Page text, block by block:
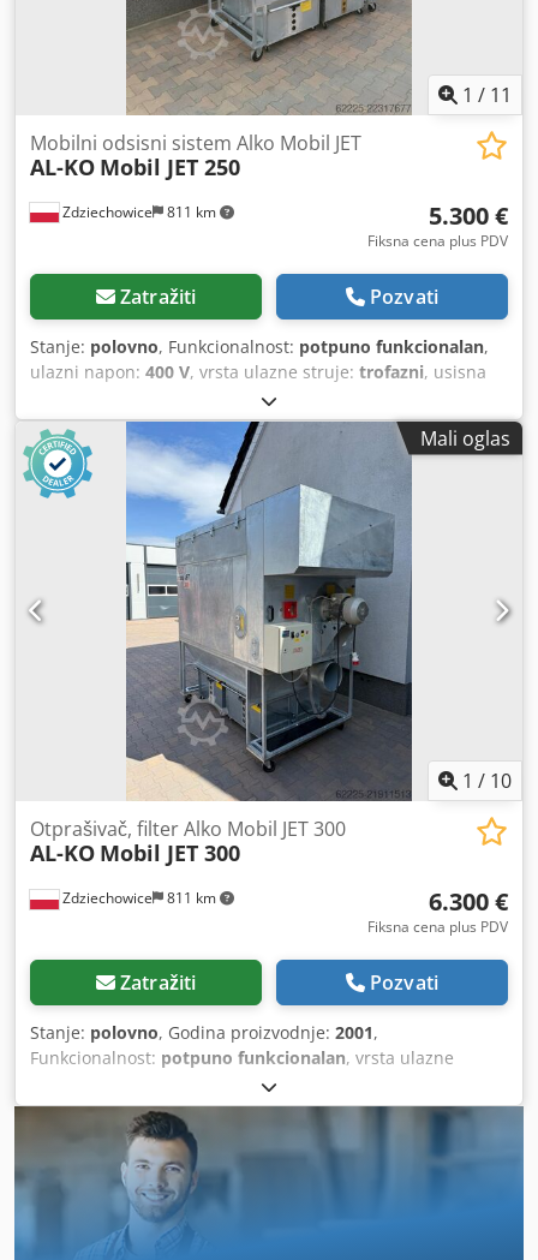
1 / 11
Zdziechowice 811 km
Mobilni odsisni sistem Alko Mobil JET
AL-KO Mobil JET 250
5.300 €
Fiksna cena plus PDV
Zatražiti Pozvati
Stanje: polovno, Funkcionalnost: potpuno funkcionalan,
ulazni napon: 400 V, vrsta ulazne struje: trofazni, usisna
, prečnik usisnog razvodnika:
Uređaj za usisavanje prašine, ekstraktor strugotine,
pneumatski vakumski filter za samočišćenje Alko Mobil JET
250 Filter se čisti pneumatski impulsima komprimovanog
vazduha tokom rada, što obezbeđuje visoku efikasnost
uređaja. Ventilator se nalazi na čistoj strani, što smanjuje
rizik od eksplozije na minimum. Idealno pogodan za
brusilice sa širokim remenom, kao i za sve vrste suve
prašine u različitim tehnološkim procesima. Ventilator
snage 6,5 kW Kapacitet: 4900 m3/h Vakum: 2740 Pa Prečnik
priključka: 250 mm Povrat vazduha Broj u skladištu: 0904
Codpfx Ajzlcxqshmerf
Mali oglas
1 / 10
Zdziechowice 811 km
Otprašivač, filter Alko Mobil JET 300
AL-KO Mobil JET 300
6.300 €
Fiksna cena plus PDV
Zatražiti Pozvati
Stanje: polovno, Godina proizvodnje: 2001,
Funkcionalnost: potpuno funkcionalan, vrsta ulazne
, usisna snaga:
razvodnika:300 mm, površina filtera:31 m², Odvod
prašine, odvod strugotine, samočisteći filter, podpritisni,
pneumatski ALKO MOBIL JET 300 Filter se pneumatski čisti
impulsima komprimovanog vazduha tokom rada, što
obezbeđuje visoku efikasnost uređaja. Ventilator se nalazi
na čistoj strani, čime se rizik od eksplozije svodi na